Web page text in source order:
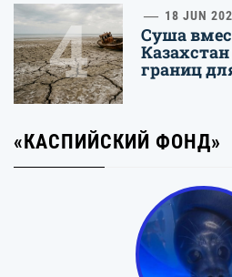
4 18 JUN
Суша
границ
«КАСПИЙСКИЙ ФОНД»